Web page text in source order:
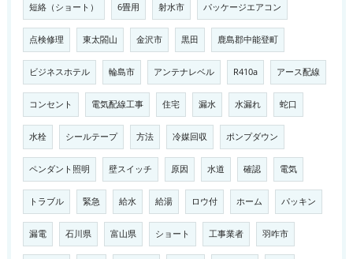
短絡（ショート） 6畳用 射水市 パッケージエアコン
点検修理 東太閤山 金沢市 黒田 鹿島郡中能登町
ビジネスホテル 輪島市 アンテナレベル R410a アース配線
コンセント 電気配線工事 住宅 漏水 水漏れ 蛇口
水栓 シールテープ 方法 冷媒回収 ポンプダウン
ペンダント照明 壁スイッチ 原因 水道 確認 電気
トラブル 緊急 給水 給湯 ロウ付 ホーム パッキン
漏電 石川県 富山県 ショート 工事業者 羽咋市